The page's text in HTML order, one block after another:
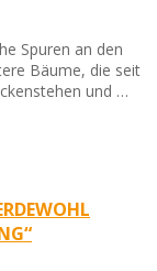
Spuren an den
Bäume, die seit
und …